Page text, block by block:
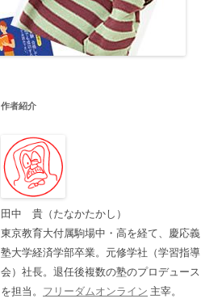
作者紹介
田中 貴（たなかたかし）
東京教育大付属駒場中・高を経て、慶応義
塾大学経済学部卒業。元修学社（学習指導
会）社長。退任後複数の塾のプロデュース
を担当。 フリーダムオンライン 主宰。